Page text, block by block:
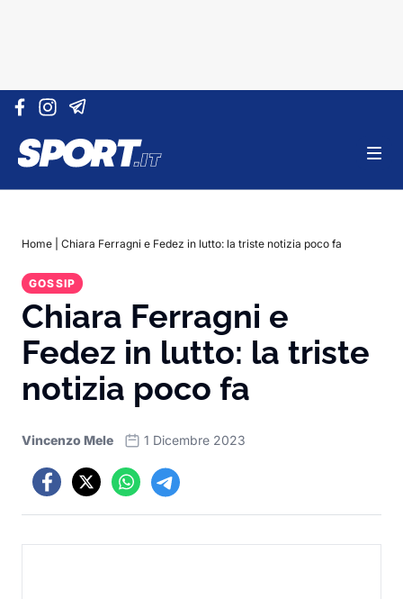
Vai al contenuto
Home Chiara Ferragni e Fedez in lutto: la triste notizia poco fa
GOSSIP
Chiara Ferragni e
Fedez in lutto: la triste
notizia poco fa
Vincenzo Mele 1 Dicembre 2023